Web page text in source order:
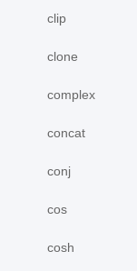
clip
clone
complex
concat
conj
cos
cosh